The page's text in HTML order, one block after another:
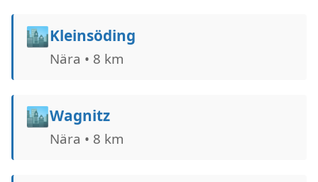
🏙️Kleinsöding
Nära • 8 km
🏙️Wagnitz
Nära • 8 km